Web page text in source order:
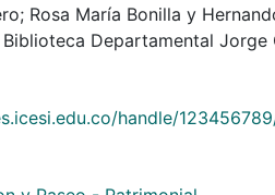
Rosa María Bonilla y
Departamental Jorge
handle/